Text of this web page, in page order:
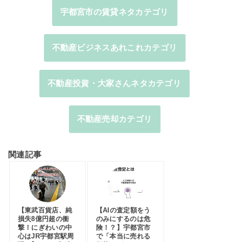
宇都宮市の賃貸ネタカテゴリ
不動産ビジネスあれこれカテゴリ
不動産投資・大家さんネタカテゴリ
不動産売却カテゴリ
関連記事
【東武百貨店、純
損失8億円超の衝
撃！にぎわいの中
心はJR宇都宮駅周
【AIの査定額をう
のみにするのは危
険！？】宇都宮市
で「本当に売れる